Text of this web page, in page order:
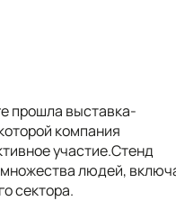
прошла выставка-
компания
участие.Стенд
людей,
сектора.